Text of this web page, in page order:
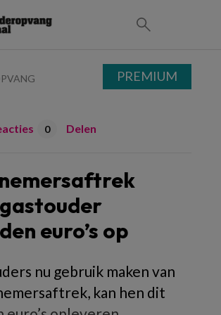
0 Delen
euro’s op
nu gebruik maken van
kan hen dit
PREMIUM